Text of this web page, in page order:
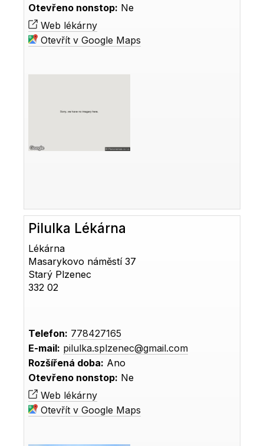
Otevřeno nonstop: Ne
Web lékárny
Otevřít v Google Maps
Pilulka Lékárna
Lékárna
Masarykovo náměstí 37
Starý Plzenec
332 02
Telefon: 778427165
E-mail: pilulka.splzenec@gmail.com
Rozšířená doba: Ano
Otevřeno nonstop: Ne
Web lékárny
Otevřít v Google Maps